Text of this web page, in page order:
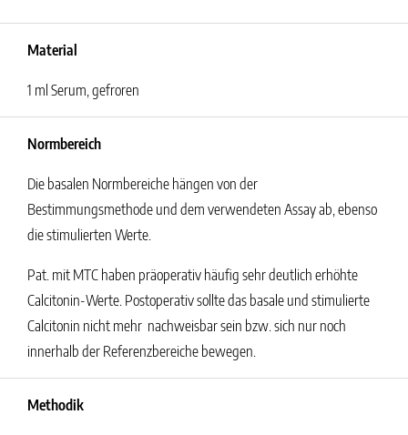
Material
1 ml Serum, gefroren
Normbereich
Die basalen Normbereiche hängen von der
Bestimmungsmethode und dem verwendeten Assay ab, ebenso
die stimulierten Werte.
Pat. mit MTC haben präoperativ häufig sehr deutlich erhöhte
Calcitonin-Werte. Postoperativ sollte das basale und stimulierte
Calcitonin nicht mehr nachweisbar sein bzw. sich nur noch
innerhalb der Referenzbereiche bewegen.
Methodik